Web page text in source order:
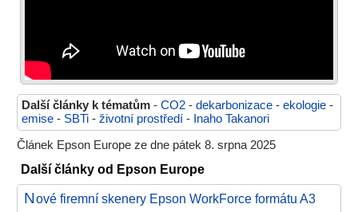
Další články k tématům - CO2 - dekarbonizace - ekologie -
emise - SBTi - životní prostředí - Inaho Takanori
Článek Epson Europe ze dne pátek 8. srpna 2025
Další články od Epson Europe
Nové firemní skenery Epson WorkForce formátu A3